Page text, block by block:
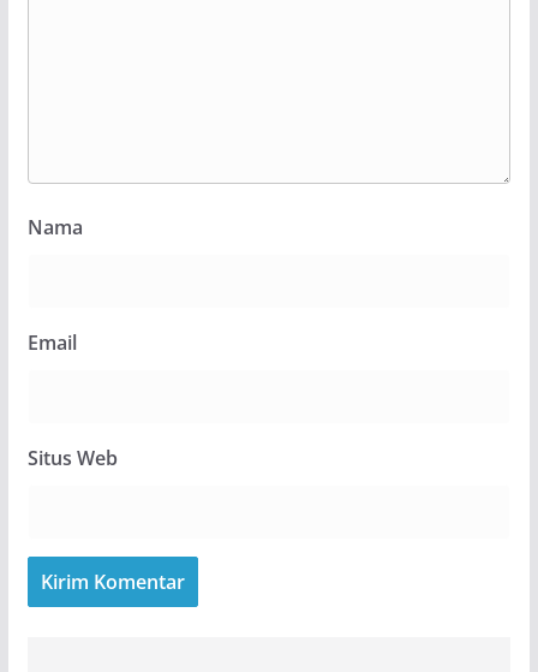
Nama
Email
Situs Web